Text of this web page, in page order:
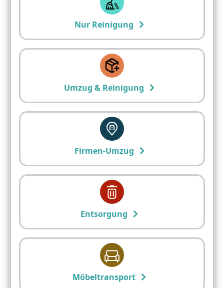
Nur Reinigung
Umzug & Reinigung
Firmen-Umzug
Entsorgung
Möbeltransport